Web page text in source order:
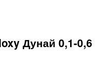
Дунай 0,1-0,6